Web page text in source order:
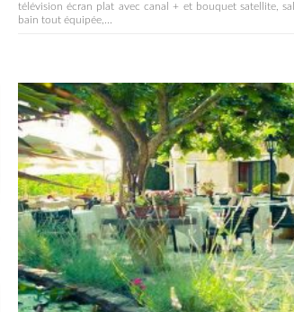
télévision écran plat avec canal + et bouquet satellite,
bain tout équipée,...